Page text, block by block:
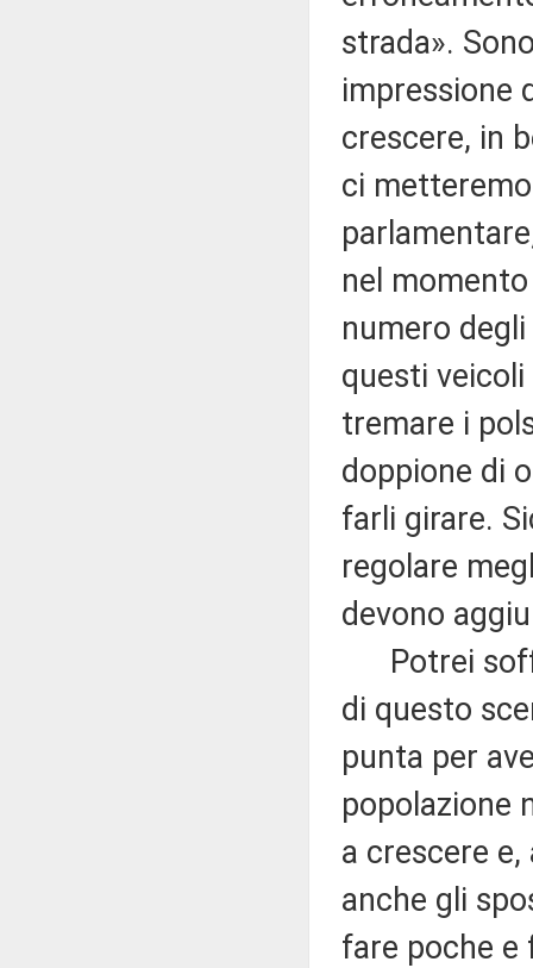
strada».
impressione
crescere, in
ci
nel
numero
questi
tremare i
doppione di
farli girare.
regolare
devono
Potrei
di questo
punta per
popolazione
a crescere
anche gli
fare poche e